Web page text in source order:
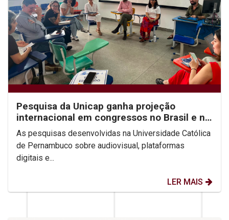
Pesquisa da Unicap ganha projeção
internacional em congressos no Brasil e no
México
As pesquisas desenvolvidas na Universidade Católica
de Pernambuco sobre audiovisual, plataformas
digitais e...
LER MAIS